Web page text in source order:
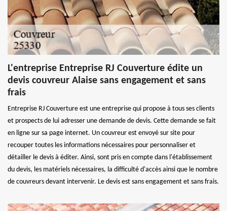
L'entreprise Entreprise RJ Couverture édite un
devis couvreur Alaise sans engagement et sans
frais
Entreprise RJ Couverture est une entreprise qui propose à tous ses clients
et prospects de lui adresser une demande de devis. Cette demande se fait
en ligne sur sa page internet. Un couvreur est envoyé sur site pour
recouper toutes les informations nécessaires pour personnaliser et
détailler le devis à éditer. Ainsi, sont pris en compte dans l'établissement
du devis, les matériels nécessaires, la difficulté d'accès ainsi que le nombre
de couvreurs devant intervenir. Le devis est sans engagement et sans frais.